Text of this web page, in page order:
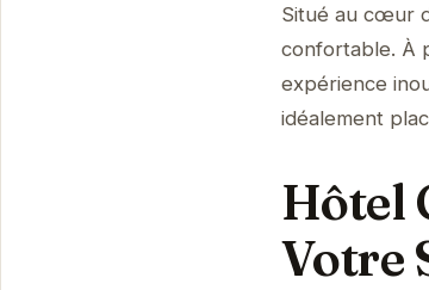
Situé au cœur
confortable. À
expérience
idéalement
Hôtel
Votre